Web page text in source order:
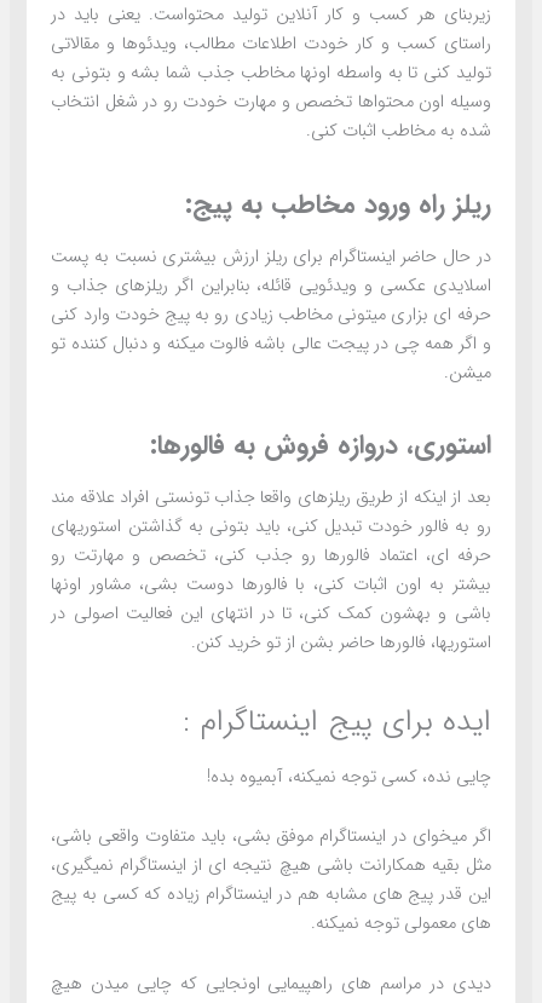
زیربنای هر کسب و کار آنلاین تولید محتواست. یعنی باید در
راستای کسب و کار خودت اطلاعات مطالب، ویدئوها و مقالاتی
تولید کنی تا به واسطه اونها مخاطب جذب شما بشه و بتونی به
وسیله اون محتواها تخصص و مهارت خودت رو در شغل انتخاب
شده به مخاطب اثبات کنی.
ریلز راه ورود مخاطب به پیج:
در حال حاضر اینستاگرام برای ریلز ارزش بیشتری نسبت به پست
اسلایدی عکسی و ویدئویی قائله، بنابراین اگر ریلزهای جذاب و
حرفه ای بزاری میتونی مخاطب زیادی رو به پیج خودت وارد کنی
و اگر همه چی در پیجت عالی باشه فالوت میکنه و دنبال کننده تو
میشن.
استوری، دروازه فروش به فالورها:
بعد از اینکه از طریق ریلزهای واقعا جذاب تونستی افراد علاقه مند
رو به فالور خودت تبدیل کنی، باید بتونی به گذاشتن استوریهای
حرفه ای، اعتماد فالورها رو جذب کنی، تخصص و مهارتت رو
بیشتر به اون اثبات کنی، با فالورها دوست بشی، مشاور اونها
باشی و بهشون کمک کنی، تا در انتهای این فعالیت اصولی در
استوریها، فالورها حاضر بشن از تو خرید کنن.
ایده برای پیج اینستاگرام :
چایی نده، کسی توجه نمیکنه، آبمیوه بده!
اگر میخوای در اینستاگرام موفق بشی، باید متفاوت واقعی باشی،
مثل بقیه همکارانت باشی هیچ نتیجه ای از اینستاگرام نمیگیری،
این قدر پیج های مشابه هم در اینستاگرام زیاده که کسی به پیج
های معمولی توجه نمیکنه.
دیدی در مراسم های راهپیمایی اونجایی که چایی میدن هیچ